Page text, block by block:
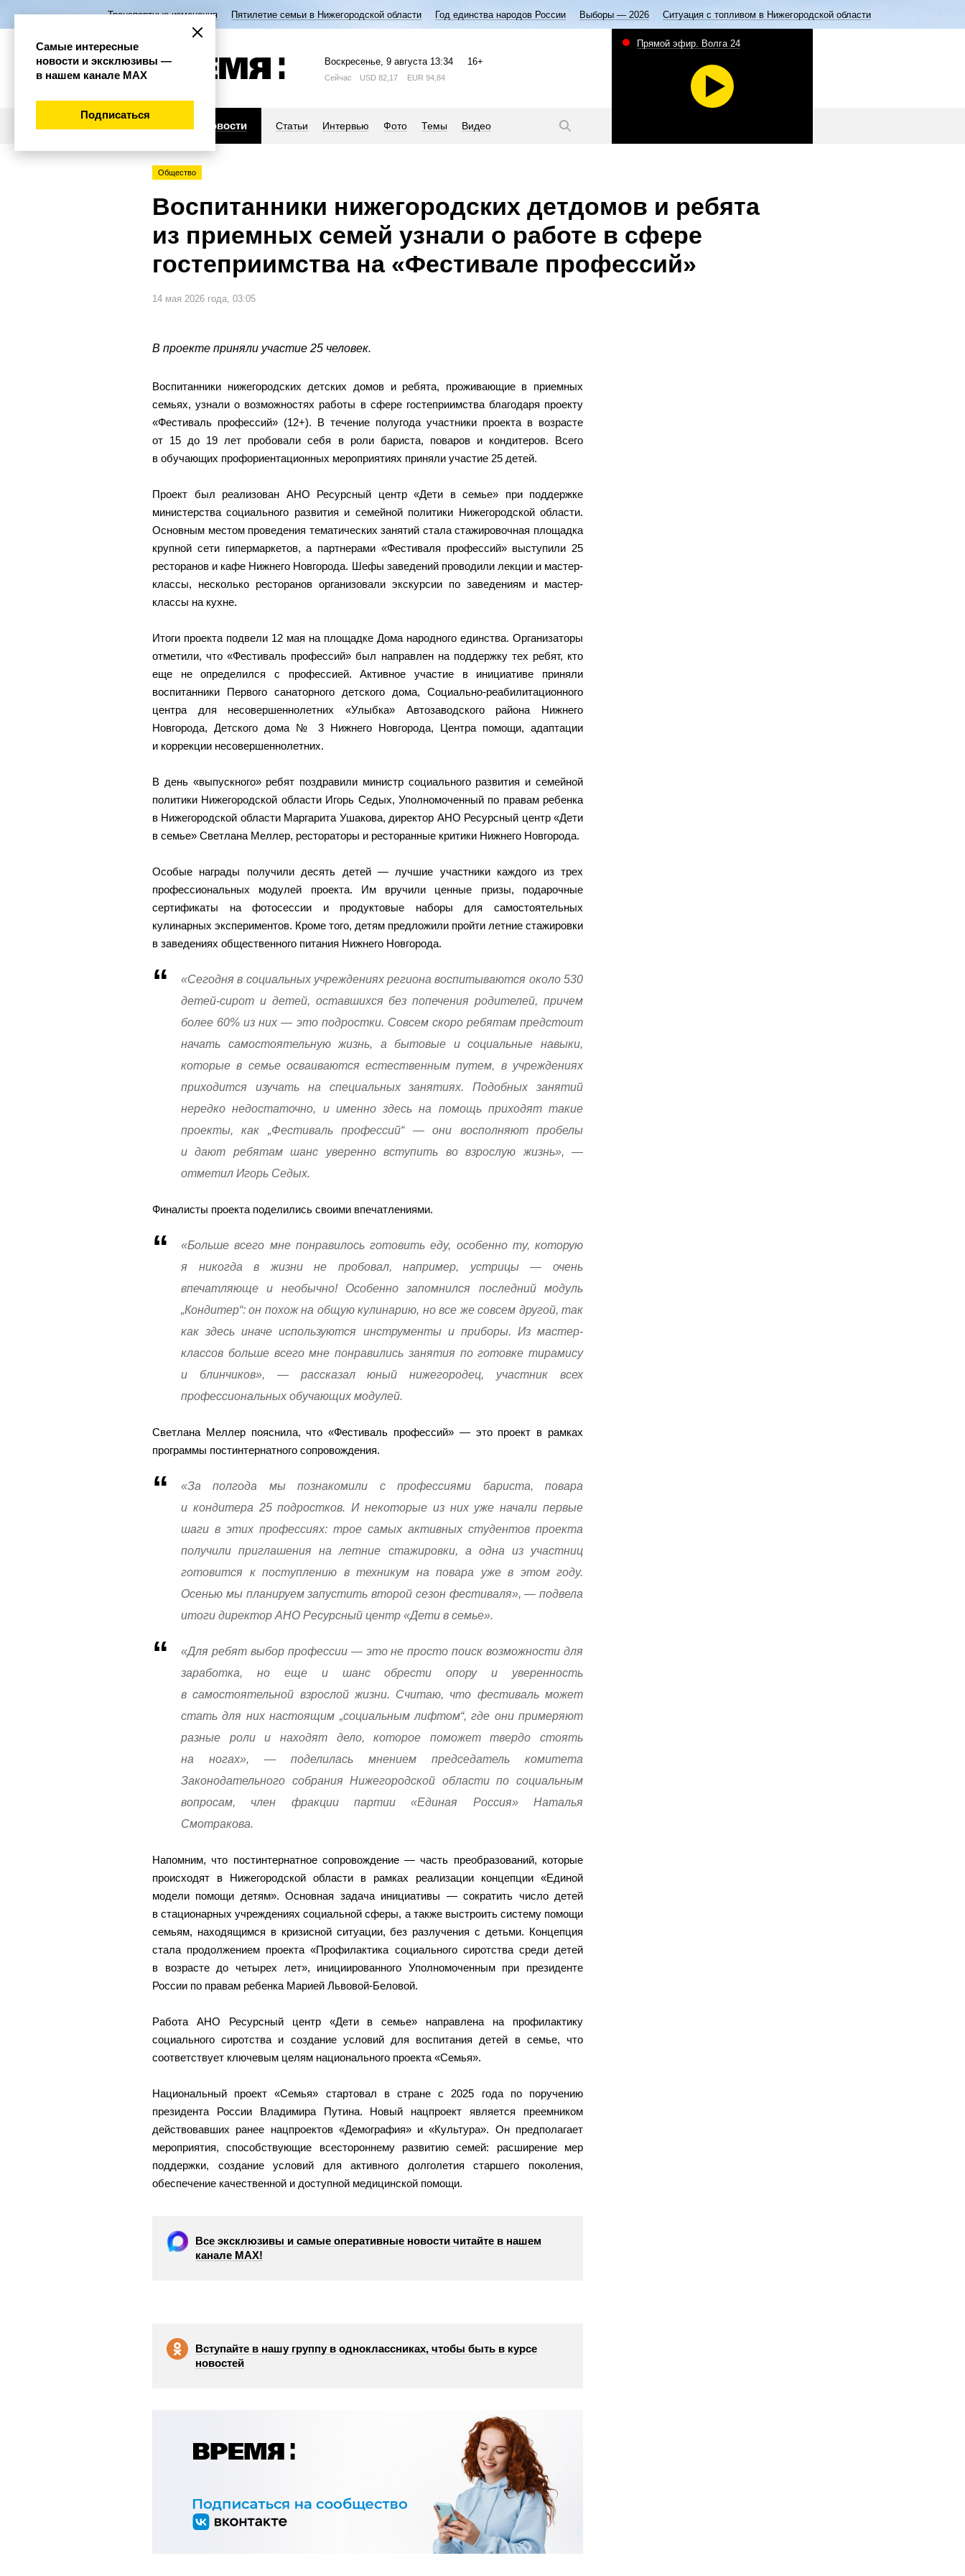
Транспортные изменения Пятилетие семьи в Нижегородской области Год единства народов России Выборы — 2026 Ситуация с топливом в Нижегородской области
Воскресенье, 9 августа 13:34 16+
Сейчас USD 82,17 EUR 94,84
Новости Статьи Интервью Фото Темы Видео
Прямой эфир. Волга 24
Общество
Воспитанники нижегородских детдомов и ребята
из приемных семей узнали о работе в сфере
гостеприимства на «Фестивале профессий»
14 мая 2026 года, 03:05
В проекте приняли участие 25 человек.
Воспитанники нижегородских детских домов и ребята, проживающие в приемных
семьях, узнали о возможностях работы в сфере гостеприимства благодаря проекту
«Фестиваль профессий» (12+). В течение полугода участники проекта в возрасте
от 15 до 19 лет пробовали себя в роли бариста, поваров и кондитеров. Всего
в обучающих профориентационных мероприятиях приняли участие 25 детей.
Проект был реализован АНО Ресурсный центр «Дети в семье» при поддержке
министерства социального развития и семейной политики Нижегородской области.
Основным местом проведения тематических занятий стала стажировочная площадка
крупной сети гипермаркетов, а партнерами «Фестиваля профессий» выступили 25
ресторанов и кафе Нижнего Новгорода. Шефы заведений проводили лекции и мастер-
классы, несколько ресторанов организовали экскурсии по заведениям и мастер-
классы на кухне.
Итоги проекта подвели 12 мая на площадке Дома народного единства. Организаторы
отметили, что «Фестиваль профессий» был направлен на поддержку тех ребят, кто
еще не определился с профессией. Активное участие в инициативе приняли
воспитанники Первого санаторного детского дома, Социально-реабилитационного
центра для несовершеннолетних «Улыбка» Автозаводского района Нижнего
Новгорода, Детского дома № 3 Нижнего Новгорода, Центра помощи, адаптации
и коррекции несовершеннолетних.
В день «выпускного» ребят поздравили министр социального развития и семейной
политики Нижегородской области Игорь Седых, Уполномоченный по правам ребенка
в Нижегородской области Маргарита Ушакова, директор АНО Ресурсный центр «Дети
в семье» Светлана Меллер, рестораторы и ресторанные критики Нижнего Новгорода.
Особые награды получили десять детей — лучшие участники каждого из трех
профессиональных модулей проекта. Им вручили ценные призы, подарочные
сертификаты на фотосессии и продуктовые наборы для самостоятельных
кулинарных экспериментов. Кроме того, детям предложили пройти летние стажировки
в заведениях общественного питания Нижнего Новгорода.
«Сегодня в социальных учреждениях региона воспитываются около 530
детей-сирот и детей, оставшихся без попечения родителей, причем
более 60% из них — это подростки. Совсем скоро ребятам предстоит
начать самостоятельную жизнь, а бытовые и социальные навыки,
которые в семье осваиваются естественным путем, в учреждениях
приходится изучать на специальных занятиях. Подобных занятий
нередко недостаточно, и именно здесь на помощь приходят такие
проекты, как „Фестиваль профессий“ — они восполняют пробелы
и дают ребятам шанс уверенно вступить во взрослую жизнь», —
отметил Игорь Седых.
Финалисты проекта поделились своими впечатлениями.
«Больше всего мне понравилось готовить еду, особенно ту, которую
я никогда в жизни не пробовал, например, устрицы — очень
впечатляюще и необычно! Особенно запомнился последний модуль
„Кондитер“: он похож на общую кулинарию, но все же совсем другой, так
как здесь иначе используются инструменты и приборы. Из мастер-
классов больше всего мне понравились занятия по готовке тирамису
и блинчиков», — рассказал юный нижегородец, участник всех
профессиональных обучающих модулей.
Светлана Меллер пояснила, что «Фестиваль профессий» — это проект в рамках
программы постинтернатного сопровождения.
«За полгода мы познакомили с профессиями бариста, повара
и кондитера 25 подростков. И некоторые из них уже начали первые
шаги в этих профессиях: трое самых активных студентов проекта
получили приглашения на летние стажировки, а одна из участниц
готовится к поступлению в техникум на повара уже в этом году.
Осенью мы планируем запустить второй сезон фестиваля», — подвела
итоги директор АНО Ресурсный центр «Дети в семье».
«Для ребят выбор профессии — это не просто поиск возможности для
заработка, но еще и шанс обрести опору и уверенность
в самостоятельной взрослой жизни. Считаю, что фестиваль может
стать для них настоящим „социальным лифтом“, где они примеряют
разные роли и находят дело, которое поможет твердо стоять
на ногах», — поделилась мнением председатель комитета
Законодательного собрания Нижегородской области по социальным
вопросам, член фракции партии «Единая Россия» Наталья
Смотракова.
Напомним, что постинтернатное сопровождение — часть преобразований, которые
происходят в Нижегородской области в рамках реализации концепции «Единой
модели помощи детям». Основная задача инициативы — сократить число детей
в стационарных учреждениях социальной сферы, а также выстроить систему помощи
семьям, находящимся в кризисной ситуации, без разлучения с детьми. Концепция
стала продолжением проекта «Профилактика социального сиротства среди детей
в возрасте до четырех лет», инициированного Уполномоченным при президенте
России по правам ребенка Марией Львовой-Беловой.
Работа АНО Ресурсный центр «Дети в семье» направлена на профилактику
социального сиротства и создание условий для воспитания детей в семье, что
соответствует ключевым целям национального проекта «Семья».
Национальный проект «Семья» стартовал в стране с 2025 года по поручению
президента России Владимира Путина. Новый нацпроект является преемником
действовавших ранее нацпроектов «Демография» и «Культура». Он предполагает
мероприятия, способствующие всестороннему развитию семей: расширение мер
поддержки, создание условий для активного долголетия старшего поколения,
обеспечение качественной и доступной медицинской помощи.
Все эксклюзивы и самые оперативные новости читайте в нашем
канале МАХ!
Вступайте в нашу группу в одноклассниках, чтобы быть в курсе
новостей
Самые интересные
новости и эксклюзивы —
в нашем канале МАХ
Подписаться